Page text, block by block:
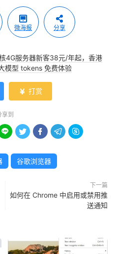
微海报 分享
4G服务器新客38元/年起，香港
模型 tokens 免费体验
 打赏
享到
    
谷歌浏览器
下一篇
如何在 Chrome 中启用或禁用推
送通知